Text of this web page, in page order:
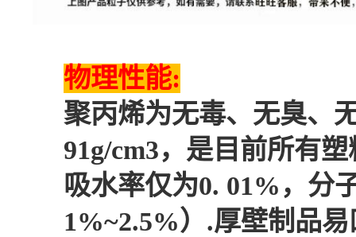
物理性能:
聚丙烯为无毒、无臭、
91g/cm3，是目前所有
吸水率仅为0. 01%，分
1%~2.5%）.厚壁制品